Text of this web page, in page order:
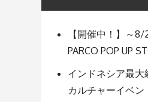
【開催中！】～
PARCO POP UP
インドネシア最大
カルチャーイベン